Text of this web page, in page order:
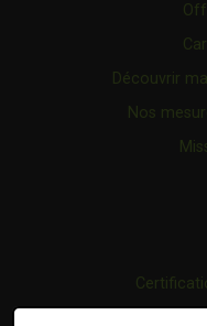
Découvrir
Nos